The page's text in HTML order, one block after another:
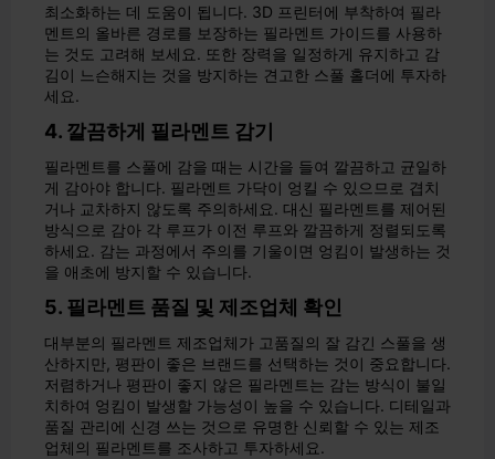
최소화하는 데 도움이 됩니다. 3D 프린터에 부착하여 필라
멘트의 올바른 경로를 보장하는 필라멘트 가이드를 사용하
는 것도 고려해 보세요. 또한 장력을 일정하게 유지하고 감
김이 느슨해지는 것을 방지하는 견고한 스풀 홀더에 투자하
세요.
4. 깔끔하게 필라멘트 감기
필라멘트를 스풀에 감을 때는 시간을 들여 깔끔하고 균일하
게 감아야 합니다. 필라멘트 가닥이 엉킬 수 있으므로 겹치
거나 교차하지 않도록 주의하세요. 대신 필라멘트를 제어된
방식으로 감아 각 루프가 이전 루프와 깔끔하게 정렬되도록
하세요. 감는 과정에서 주의를 기울이면 엉킴이 발생하는 것
을 애초에 방지할 수 있습니다.
5. 필라멘트 품질 및 제조업체 확인
대부분의 필라멘트 제조업체가 고품질의 잘 감긴 스풀을 생
산하지만, 평판이 좋은 브랜드를 선택하는 것이 중요합니다.
저렴하거나 평판이 좋지 않은 필라멘트는 감는 방식이 불일
치하여 엉킴이 발생할 가능성이 높을 수 있습니다. 디테일과
품질 관리에 신경 쓰는 것으로 유명한 신뢰할 수 있는 제조
업체의 필라멘트를 조사하고 투자하세요.